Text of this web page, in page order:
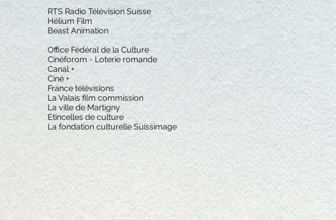
RTS Radio Télévision Suisse
Hélium Film
Beast Animation
Office Fédéral de la Culture
Cinéforom - Loterie romande
Canal +
Ciné +
France télévisions
La Valais film commission
La ville de Martigny
Etincelles de culture
La fondation culturelle Suissimage